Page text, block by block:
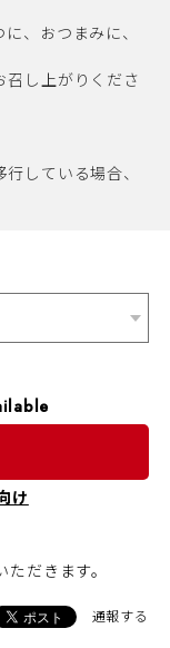
、おつまみに、
し上がりくださ
している場合、
け
だきます。
通報する